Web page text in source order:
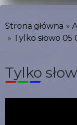
Strona główna
Tylko słowo 05
Tylko